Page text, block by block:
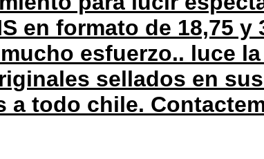
en formato de 18,75 y
esfuerzo.. luce
sellados en
todo chile.